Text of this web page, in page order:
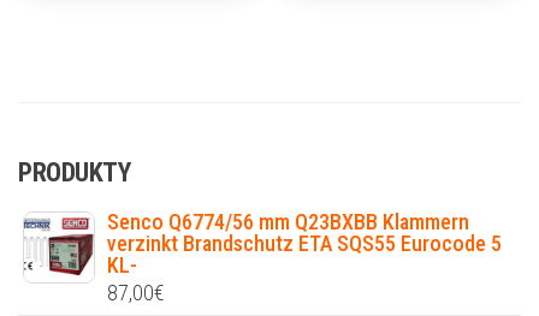
PRODUKTY
Senco Q6774/56 mm Q23BXBB Klammern
verzinkt Brandschutz ETA SQS55 Eurocode 5
KL-
87,00€